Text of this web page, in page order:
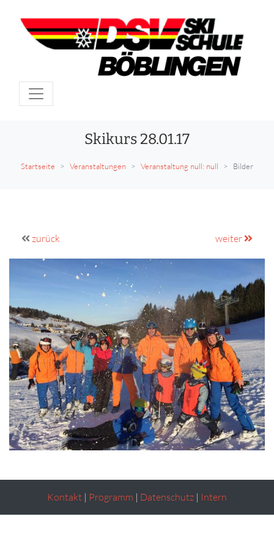
Skikurs 28.01.17
Startseite Veranstaltungen Veranstaltung null: null Bilder
zurück weiter
Kontakt | Programm | Datenschutz | Intern